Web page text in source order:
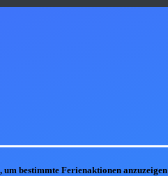
um bestimmte Ferienaktionen anzuzeigen